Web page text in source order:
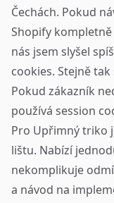
Čechách. Pokud
Shopify kompletně
nás jsem slyšel
cookies. Stejně
Pokud zákazník
používá session
Pro Upřimný triko
lištu. Nabízí
nekomplikuje
a návod na